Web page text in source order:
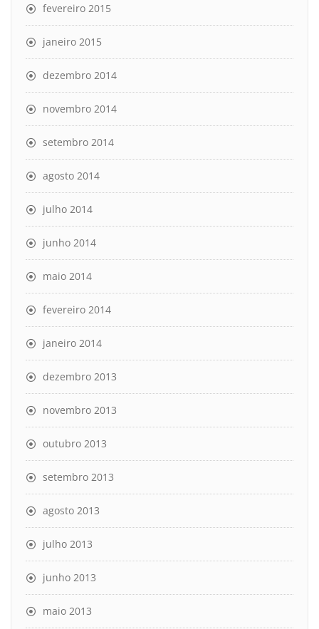
fevereiro 2015
janeiro 2015
dezembro 2014
novembro 2014
setembro 2014
agosto 2014
julho 2014
junho 2014
maio 2014
fevereiro 2014
janeiro 2014
dezembro 2013
novembro 2013
outubro 2013
setembro 2013
agosto 2013
julho 2013
junho 2013
maio 2013